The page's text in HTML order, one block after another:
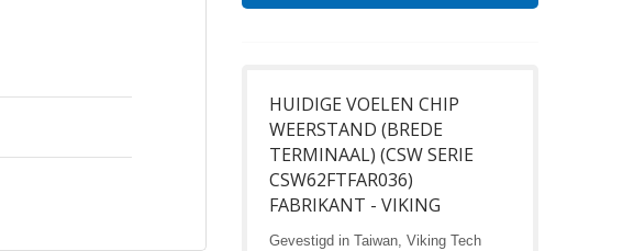
HUIDIGE VOELEN CHIP
WEERSTAND (BREDE
TERMINAAL) (CSW SERIE
CSW62FTFAR036)
FABRIKANT - VIKING
Gevestigd in Taiwan, Viking Tech